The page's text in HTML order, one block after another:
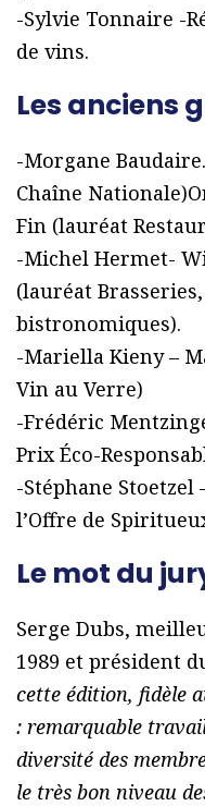
-Sylvie Tonnaire -
de vins.
Les anciens
-Morgane
Chaîne
Fin (lauréat
-Michel Hermet-
(lauréat
bistronomiques).
-Mariella Kieny –
Vin au Verre)
-Frédéric
Prix Éco-
-Stéphane Stoetzel
l’Offre de
Le mot du
Serge Dubs,
1989 et président
cette édition, fidèle
: remarquable
diversité des
le très bon niveau